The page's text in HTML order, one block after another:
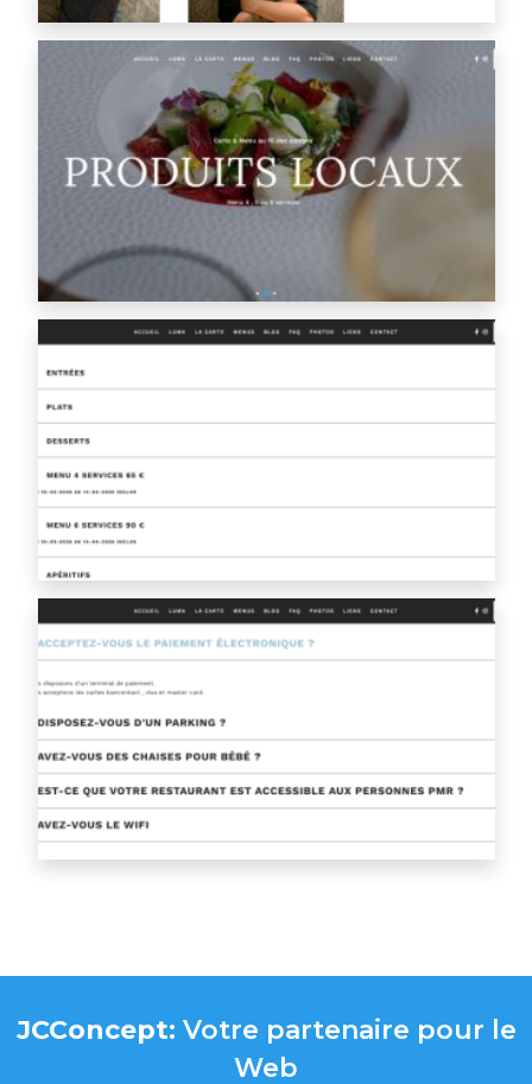
JCConcept: Votre partenaire pour le
Web